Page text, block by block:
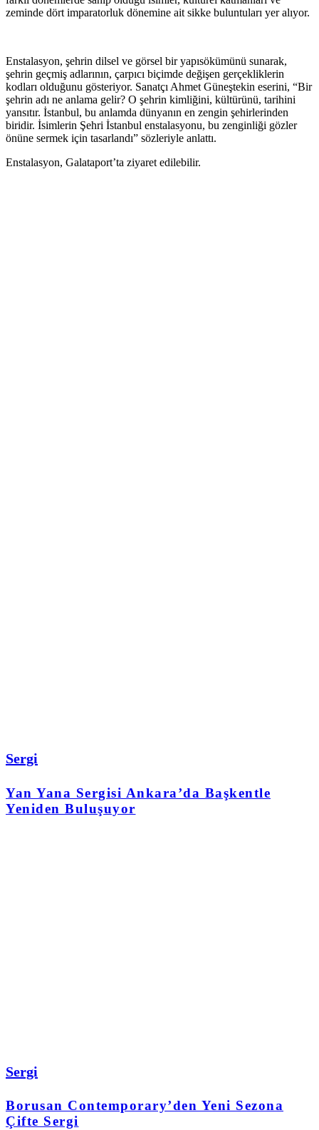
zeminde dört imparatorluk dönemine ait sikke buluntuları yer alıyor.
Enstalasyon, şehrin dilsel ve görsel bir yapısökümünü sunarak,
şehrin geçmiş adlarının, çarpıcı biçimde değişen gerçekliklerin
kodları olduğunu gösteriyor. Sanatçı Ahmet Güneştekin eserini, “Bir
şehrin adı ne anlama gelir? O şehrin kimliğini, kültürünü, tarihini
yansıtır. İstanbul, bu anlamda dünyanın en zengin şehirlerinden
biridir. İsimlerin Şehri İstanbul enstalasyonu, bu zenginliği gözler
önüne sermek için tasarlandı” sözleriyle anlattı.
Enstalasyon, Galataport’ta ziyaret edilebilir.
Sergi
Yan Yana Sergisi Ankara’da Başkentle
Yeniden Buluşuyor
Sergi
Borusan Contemporary’den Yeni Sezona
Çifte Sergi